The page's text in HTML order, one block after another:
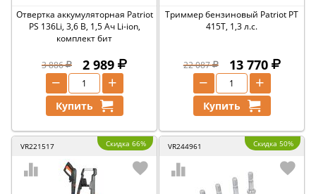
Отвертка аккумуляторная Patriot
PS 136Li, 3,6 В, 1,5 Ач Li-ion,
комплект бит
3 886 2 989
+
−
Купить
Триммер бензиновый Patriot PT
415T, 1,3 л.с.
22 087 13 770
+
−
Купить
VR221517 Скидка 66% VR244961 Скидка 50%